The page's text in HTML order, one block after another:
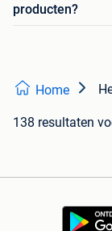
producten?
Home
138 resultaten